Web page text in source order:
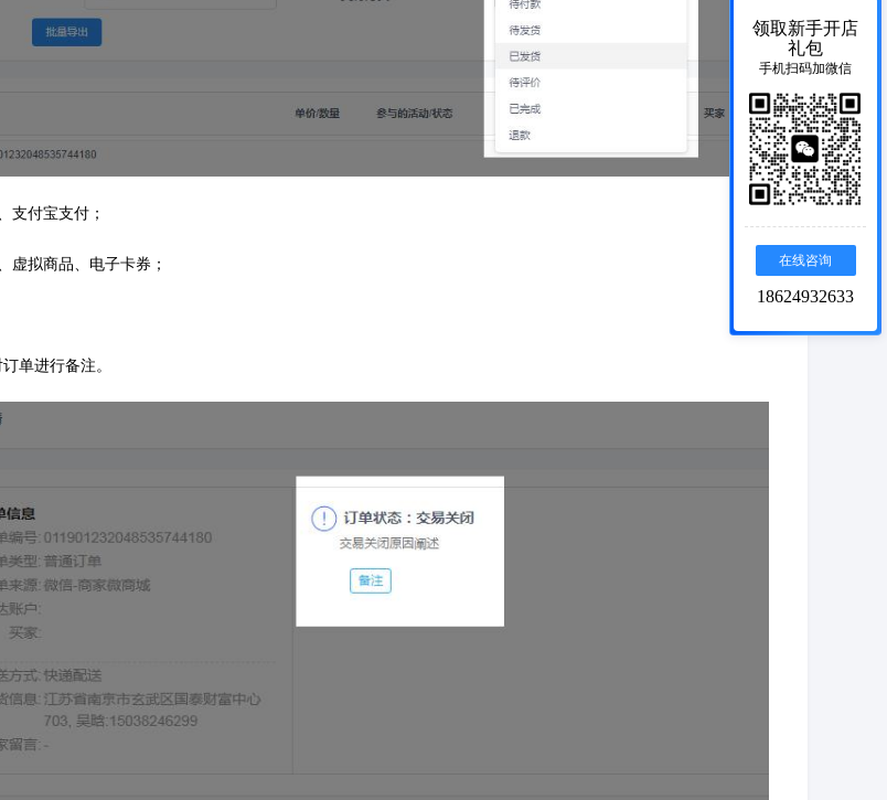
支付宝支付；
虚拟商品、电子卡券；
单进行备注。
领取新手开店
礼包
手机扫码加微信
在线咨询
18624932633